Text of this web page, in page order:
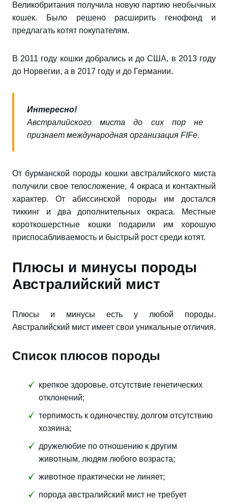
Великобритания получила новую партию необычных
кошек. Было решено расширить генофонд и
предлагать котят покупателям.
В 2011 году кошки добрались и до США, в 2013 году
до Норвегии, а в 2017 году и до Германии.
Интересно!
Австралийского миста до сих пор не
признает международная организация FIFe.
От бурманской породы кошки австралийского миста
получили свое телосложение, 4 окраса и контактный
характер. От абиссинской породы им достался
тиккинг и два дополнительных окраса. Местные
короткошерстные кошки подарили им хорошую
приспосабливаемость и быстрый рост среди котят.
Плюсы и минусы породы
Австралийский мист
Плюсы и минусы есть у любой породы.
Австралийский мист имеет свои уникальные отличия.
Список плюсов породы
крепкое здоровье, отсутствие генетических
отклонений;
терпимость к одиночеству, долгом отсутствию
хозяина;
дружелюбие по отношению к другим
животным, людям любого возраста;
животное практически не линяет;
порода австралийский мист не требует